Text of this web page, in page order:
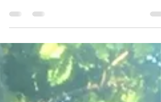
💡 La Fresque du Climat est un atelier ludique,
(GIEC). 💚 Son objectif est de...